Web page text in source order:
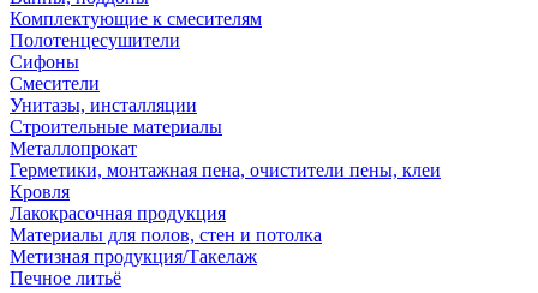
Комплектующие к смесителям
Полотенцесушители
Сифоны
Смесители
Унитазы, инсталляции
Строительные материалы
Металлопрокат
Герметики, монтажная пена, очистители пены, клеи
Кровля
Лакокрасочная продукция
Материалы для полов, стен и потолка
Метизная продукция/Такелаж
Печное литьё